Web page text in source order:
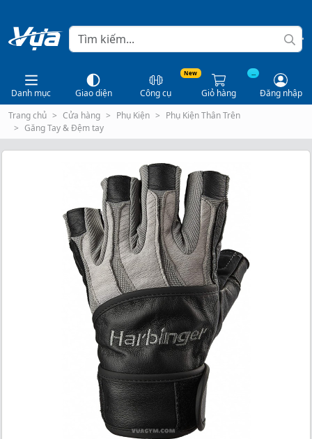
Danh mục Giao diện
New
Công cụ
...
Giỏ hàng
Đăng nhập
Trang chủ
Cửa hàng Phụ Kiện
Phụ Kiện Thân Trên
Găng Tay & Đệm tay